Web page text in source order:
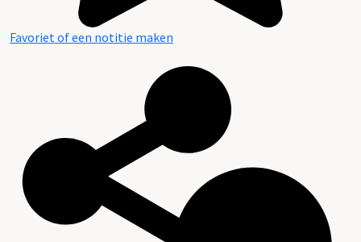
Favoriet of een notitie maken